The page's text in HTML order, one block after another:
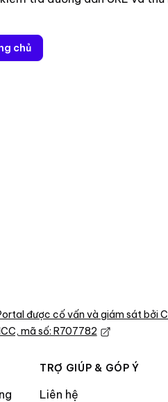
chủ
được cố vấn và giám sát bởi
mã số: R707782
TRỢ GIÚP & GÓP Ý
Liên hệ